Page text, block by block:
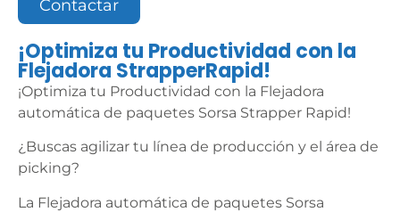
Contactar
¡Optimiza tu Productividad con la
Flejadora StrapperRapid!
¡Optimiza tu Productividad con la Flejadora
automática de paquetes Sorsa Strapper Rapid!
¿Buscas agilizar tu línea de producción y el área de
picking?
La Flejadora automática de paquetes Sorsa